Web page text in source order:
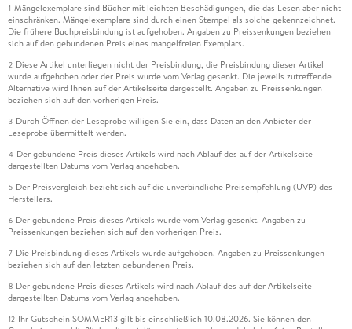
1 Mängelexemplare sind Bücher mit leichten Beschädigungen, die das Lesen aber nicht
einschränken. Mängelexemplare sind durch einen Stempel als solche gekennzeichnet.
Die frühere Buchpreisbindung ist aufgehoben. Angaben zu Preissenkungen beziehen
sich auf den gebundenen Preis eines mangelfreien Exemplars.
2 Diese Artikel unterliegen nicht der Preisbindung, die Preisbindung dieser Artikel
wurde aufgehoben oder der Preis wurde vom Verlag gesenkt. Die jeweils zutreffende
Alternative wird Ihnen auf der Artikelseite dargestellt. Angaben zu Preissenkungen
beziehen sich auf den vorherigen Preis.
3 Durch Öffnen der Leseprobe willigen Sie ein, dass Daten an den Anbieter der
Leseprobe übermittelt werden.
4 Der gebundene Preis dieses Artikels wird nach Ablauf des auf der Artikelseite
dargestellten Datums vom Verlag angehoben.
5 Der Preisvergleich bezieht sich auf die unverbindliche Preisempfehlung (UVP) des
Herstellers.
6 Der gebundene Preis dieses Artikels wurde vom Verlag gesenkt. Angaben zu
Preissenkungen beziehen sich auf den vorherigen Preis.
7 Die Preisbindung dieses Artikels wurde aufgehoben. Angaben zu Preissenkungen
beziehen sich auf den letzten gebundenen Preis.
8 Der gebundene Preis dieses Artikels wird nach Ablauf des auf der Artikelseite
dargestellten Datums vom Verlag angehoben.
12 Ihr Gutschein SOMMER13 gilt bis einschließlich 10.08.2026. Sie können den